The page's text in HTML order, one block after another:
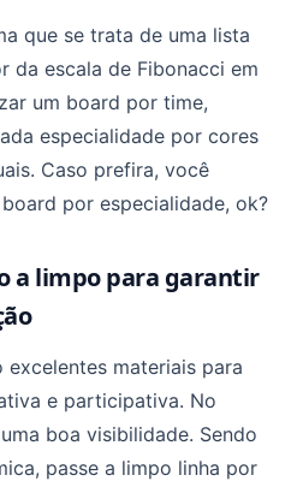
que se trata de uma lista
da escala de Fibonacci em
um board por time,
especialidade por cores
Caso prefira, você
por especialidade, ok?
a limpo para garantir
materiais para
e participativa. No
boa visibilidade. Sendo
passe a limpo linha por